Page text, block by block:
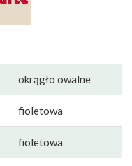
okrągło owalne
fioletowa
fioletowa